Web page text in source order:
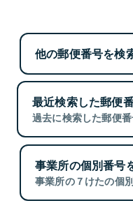
他の郵便番号を検
最近検索した郵便
過去に検索した郵便
事業所の個別番号
事業所の７けたの個